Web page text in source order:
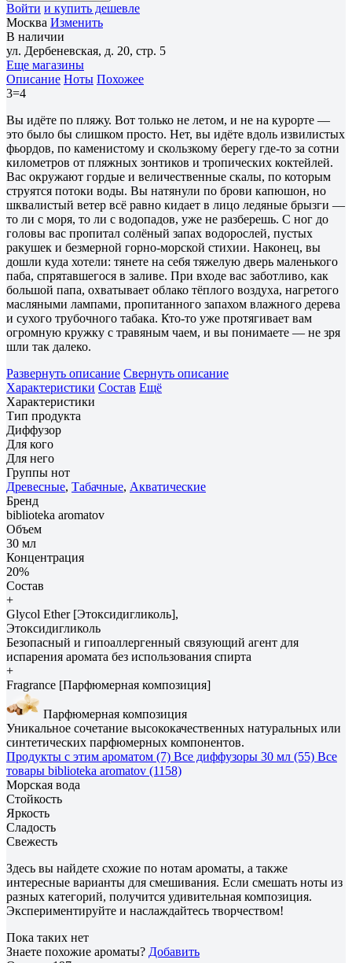
Войти и купить дешевле
Москва Изменить
В наличии
ул. Дербеневская, д. 20, стр. 5
Еще магазины
Описание Ноты Похожее
3=4
Вы идёте по пляжу. Вот только не летом, и не на курорте —
это было бы слишком просто. Нет, вы идёте вдоль извилистых
фьордов, по каменистому и скользкому берегу где-то за сотни
километров от пляжных зонтиков и тропических коктейлей.
Вас окружают гордые и величественные скалы, по которым
струятся потоки воды. Вы натянули по брови капюшон, но
шквалистый ветер всё равно кидает в лицо ледяные брызги —
то ли с моря, то ли с водопадов, уже не разберешь. С ног до
головы вас пропитал солёный запах водорослей, пустых
ракушек и безмерной горно-морской стихии. Наконец, вы
дошли куда хотели: тянете на себя тяжелую дверь маленького
паба, спрятавшегося в заливе. При входе вас заботливо, как
большой папа, охватывает облако тёплого воздуха, нагретого
масляными лампами, пропитанного запахом влажного дерева
и сухого трубочного табака. Кто-то уже протягивает вам
огромную кружку с травяным чаем, и вы понимаете — не зря
шли так далеко.
Развернуть описание Свернуть описание
Характеристики Состав Ещё
Характеристики
Тип продукта
Диффузор
Для кого
Для него
Группы нот
Древесные, Табачные, Акватические
Бренд
biblioteka aromatov
Объем
30 мл
Концентрация
20%
Состав
+
Glycol Ether [Этоксидигликоль],
Этоксидигликоль
Безопасный и гипоаллергенный связующий агент для
испарения аромата без использования спирта
+
Fragrance [Парфюмерная композиция]
Парфюмерная композиция
Уникальное сочетание высококачественных натуральных или
синтетических парфюмерных компонентов.
Продукты с этим ароматом (7) Все диффузоры 30 мл (55) Все
товары biblioteka aromatov (1158)
Морская вода
Стойкость
Яркость
Сладость
Свежесть
Здесь вы найдете схожие по нотам ароматы, а также
интересные варианты для смешивания. Если смешать ноты из
разных категорий, получится удивительная композиция.
Экспериментируйте и наслаждайтесь творчеством!
Пока таких нет
Знаете похожие ароматы? Добавить